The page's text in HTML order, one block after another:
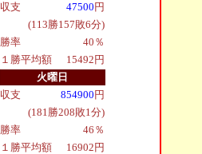
収支
47500 円
(113勝157敗6分)
勝率
40％
１勝平均額
15492円
火曜日
収支
854900 円
(181勝208敗1分)
勝率
46％
１勝平均額
16902円